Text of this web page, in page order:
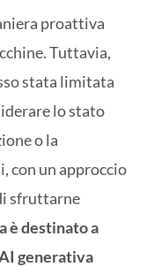
proattiva
Tuttavia,
stata limitata
lo stato
o la
con un approccio
sfruttarne
è destinato a
generativa